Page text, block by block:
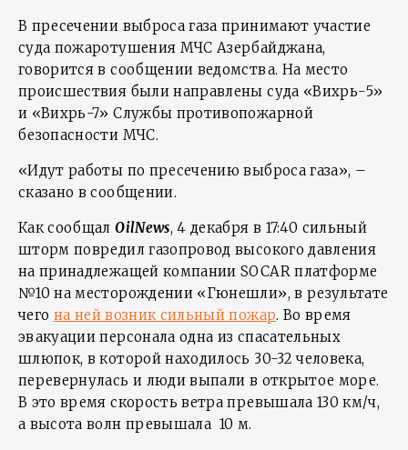
В пресечении выброса газа принимают участие
суда пожаротушения МЧС Азербайджана,
говорится в сообщении ведомства. На место
происшествия были направлены суда «Вихрь-5»
и «Вихрь-7» Службы противопожарной
безопасности МЧС.
«Идут работы по пресечению выброса газа», –
сказано в сообщении.
Как сообщалOilNews, 4 декабря в 17:40 сильный
шторм повредил газопровод высокого давления
на принадлежащей компании SOCAR платформе
№10 на месторождении «Гюнешли», в результате
чего на ней возник сильный пожар. Во время
эвакуации персонала одна из спасательных
шлюпок, в которой находилось 30-32 человека,
перевернулась и люди выпали в открытое море.
В это время скорость ветра превышала 130 км/ч,
а высота волн превышала 10 м.